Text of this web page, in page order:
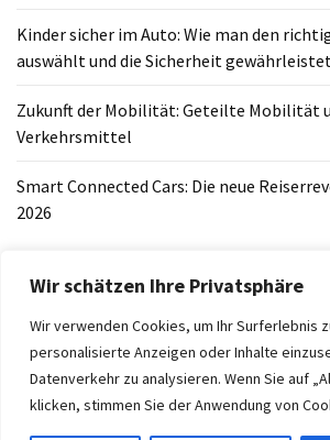
Wir schätzen Ihre Privatsphäre
Wir verwenden Cookies, um Ihr Surferlebnis
personalisierte Anzeigen oder Inhalte
Datenverkehr zu analysieren. Wenn Sie auf
klicken, stimmen Sie der Anwendung von
Kinder sicher im Auto: Wie man den
auswählt und die Sicherheit gewährleistet
Zukunft der Mobilität: Geteilte Mobilität
Verkehrsmittel
Smart Connected Cars: Die neue
2026
| Theme: BlockWP by
Suchen